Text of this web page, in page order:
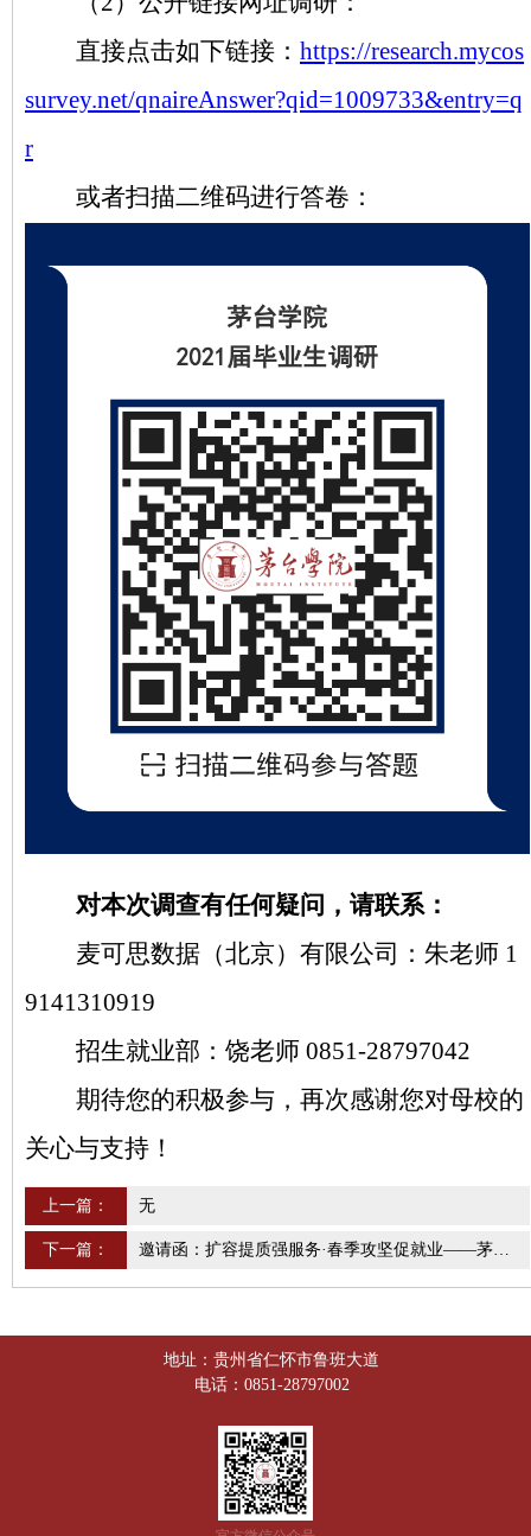
直接点击如下链接：https://research.mycos
survey.net/qnaireAnswer?qid=1009733&entry=q
r
或者扫描二维码进行答卷：
对本次调查有任何疑问，请联系：
麦可思数据（北京）有限公司：朱老师 1
9141310919
招生就业部：饶老师 0851-28797042
期待您的积极参与，再次感谢您对母校的
关心与支持！
上一篇： 无
下一篇： 邀请函：扩容提质强服务·春季攻坚促就业——茅台学院2026年校园招聘会
地址：贵州省仁怀市鲁班大道
电话：0851-28797002